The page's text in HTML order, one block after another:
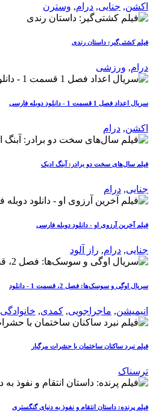
اکشن, جنایی, درام, وسترن
فیلم کشتی‌گیر: داستان رندی
درام, ورزشی
سریال اعداد فصل 1 قسمت 1 - دانلود دوبله فارسی
اکشن, درام
فیلم سال‌های سخت دو برادر: آبنگ ادیک
جنایی, درام
فیلم آخرین آرزوی او - دانلود دوبله فارسی
جنایی, درام, راز آلود
سریال اوگی و سوسک‌ها: فصل 2، قسمت 1 - دانلود
انیمیشن, ماجراجویی, کمدی, خانوادگی
فیلم نبرد ساکنان ساختمان با حشرات مرگبار
ترسناک
فیلم پرنده: داستان انتقام و نفوذ به دنیای گنگستری